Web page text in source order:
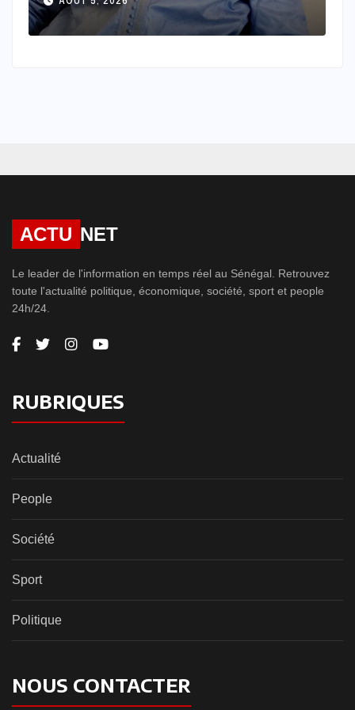
ACTU NET
Le leader de l'information en temps réel au Sénégal. Retrouvez
toute l'actualité politique, économique, société, sport et people
24h/24.
RUBRIQUES
Actualité
People
Société
Sport
Politique
NOUS CONTACTER